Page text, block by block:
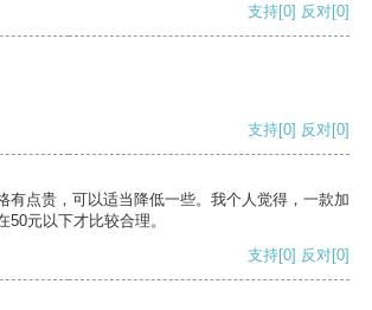
支持[0] 反对[0]
支持[0] 反对[0]
有点贵，可以适当降低一些。我个人觉得，一款加
50元以下才比较合理。
支持[0] 反对[0]